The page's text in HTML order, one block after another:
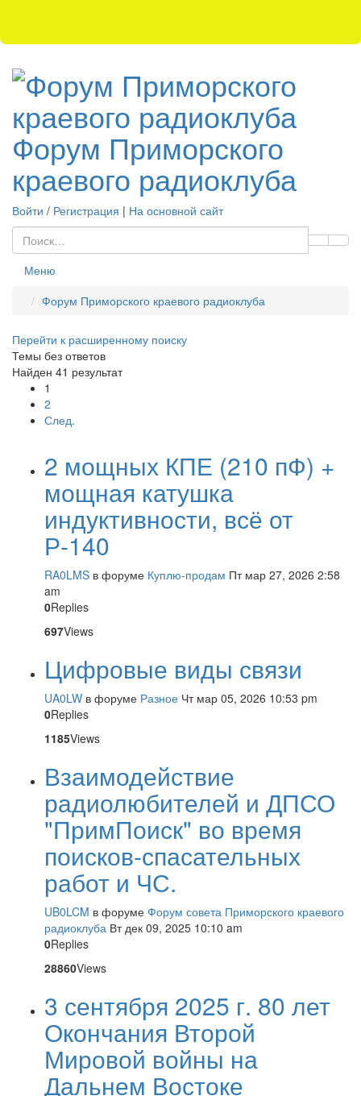
Форум Приморского
краевого радиоклуба
Войти / Регистрация | На основной сайт
Меню
Форум Приморского краевого радиоклуба
Перейти к расширенному поиску
Темы без ответов
Найден 41 результат
1
2
След.
2 мощных КПЕ (210 пФ) +
мощная катушка
индуктивности, всё от
Р-140
RA0LMS в форуме Куплю-продам Пт мар 27, 2026 2:58
am
0Replies
697Views
Цифровые виды связи
UA0LW в форуме Разное Чт мар 05, 2026 10:53 pm
0Replies
1185Views
Взаимодействие
радиолюбителей и ДПСО
"ПримПоиск" во время
поисков-спасательных
работ и ЧС.
UB0LCM в форуме Форум совета Приморского краевого
радиоклуба Вт дек 09, 2025 10:10 am
0Replies
28860Views
3 сентября 2025 г. 80 лет
Окончания Второй
Мировой войны на
Дальнем Востоке